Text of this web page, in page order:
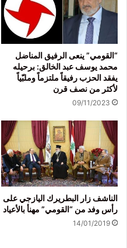
“القومي” ينعى الرفيق المناضل
محمد يوسف عبد الخالق: برحيله
يفقد الحزب رفيقاً ملتزماً وملبّياً
لأكثر من نصف قرن
09/11/2023
الناشف زار البطريرك اليازجي على
رأس وفد من “القومي” مهنأ بالأعياد
14/01/2019